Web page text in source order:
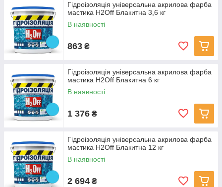
Гідроізоляція універсальна акрилова фарба
мастика H2Off Блакитна 3,6 кг
В наявності
863 ₴
Гідроізоляція універсальна акрилова фарба
мастика H2Off Блакитна 6 кг
В наявності
1 376 ₴
Гідроізоляція універсальна акрилова фарба
мастика H2Off Блакитна 12 кг
В наявності
2 694 ₴